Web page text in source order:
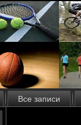
Все записи